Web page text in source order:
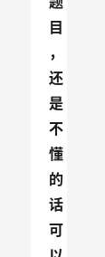
目
，
还
是
不
懂
的
话
可